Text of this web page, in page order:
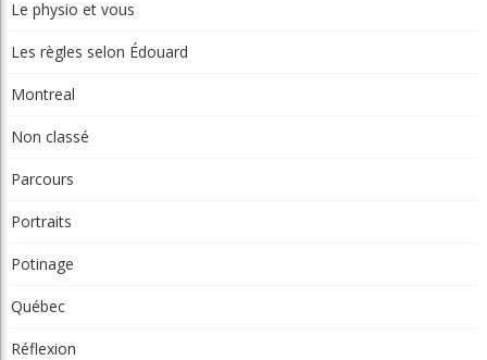
Le physio et vous
Les règles selon Édouard
Montreal
Non classé
Parcours
Portraits
Potinage
Québec
Réflexion